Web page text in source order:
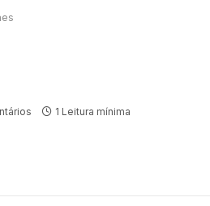
1 Leitura mínima